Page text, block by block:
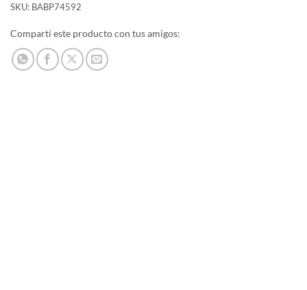
SKU: BABP74592
Compartí este producto con tus amigos: